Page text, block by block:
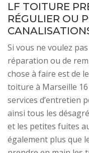
LF TOITURE
RÉGULIER OU
Si vous ne voulez
réparation ou de
chose à faire est de
toiture à Marseille
services d’entretien
ainsi tous les
et les petites fuites
également plus que